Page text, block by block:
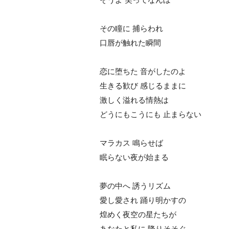
その瞳に 捕らわれ
口唇が触れた瞬間
恋に堕ちた 音がしたのよ
生きる歓び 感じるままに
激しく溢れる情熱は
どうにもこうにも 止まらない
マラカス 鳴らせば
眠らない夜が始まる
夢の中へ 誘うリズム
愛し愛され 踊り明かすの
煌めく夜空の星たちが